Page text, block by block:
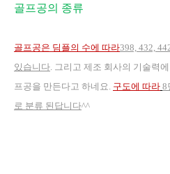
골프공의 종류
골프공은 딤플의 수에 따라398, 432,
있습니다 그리고 제조 회사의 기술력
프공을 만든다고 하네요 구도에 따라 8
로 분류 된답니다^^